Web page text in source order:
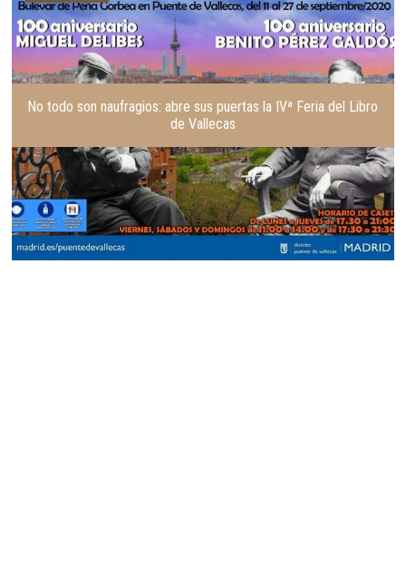
No todo son naufragios: abre sus puertas la IVª Feria del Libro
de Vallecas